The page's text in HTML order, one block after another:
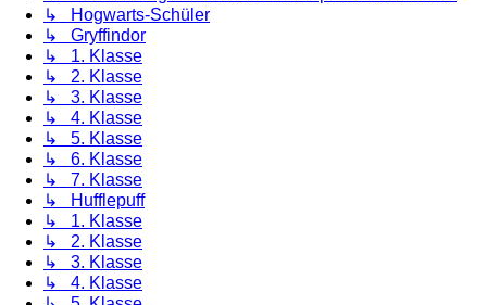
↳ Hogwarts-Schüler
↳ Gryffindor
↳ 1. Klasse
↳ 2. Klasse
↳ 3. Klasse
↳ 4. Klasse
↳ 5. Klasse
↳ 6. Klasse
↳ 7. Klasse
↳ Hufflepuff
↳ 1. Klasse
↳ 2. Klasse
↳ 3. Klasse
↳ 4. Klasse